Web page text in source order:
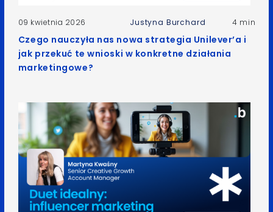
09 kwietnia 2026 Justyna Burchard 4 min
Czego nauczyła nas nowa strategia Unilever’a i
jak przekuć te wnioski w konkretne działania
marketingowe?